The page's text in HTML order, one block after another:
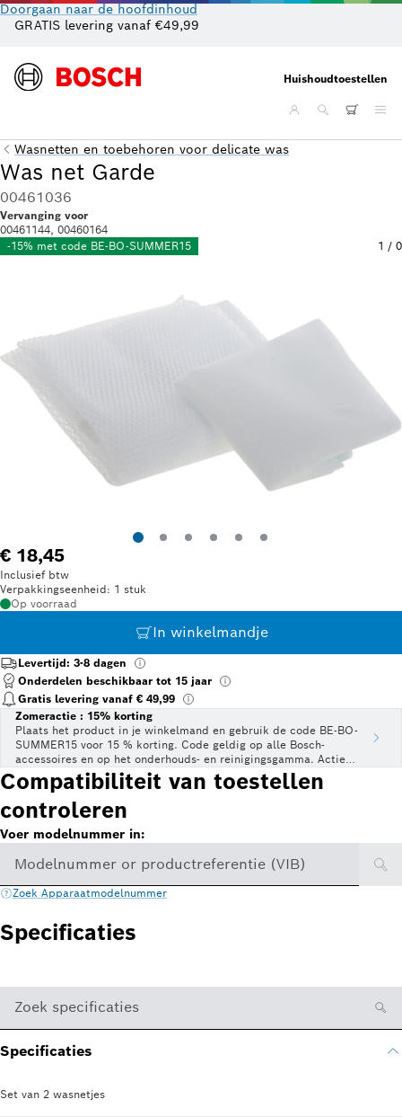
Doorgaan naar de hoofdinhoud
GRATIS levering vanaf €49,99
Huishoudtoestellen
Wasnetten en toebehoren voor delicate was
Was net Garde
00461036
Vervanging voor
00461144, 00460164
-15% met code BE-BO-SUMMER15
1 / 0
€ 18,45
Inclusief btw
Verpakkingseenheid: 1 stuk
Op voorraad
In winkelmandje
Levertijd: 3-8 dagen
Onderdelen beschikbaar tot 15 jaar
Gratis levering vanaf € 49,99
Zomeractie : 15% korting
Plaats het product in je winkelmand en gebruik de code BE-BO-
SUMMER15 voor 15 % korting. Code geldig op alle Bosch-
accessoires en op het onderhouds- en reinigingsgamma. Actie
geldig t.e.m. 31 juli 2026.
Compatibiliteit van toestellen
controleren
Voer modelnummer in:
Modelnummer or productreferentie (VIB)
Zoek Apparaatmodelnummer
Specificaties
Zoek specificaties
Specificaties
Set van 2 wasnetjes